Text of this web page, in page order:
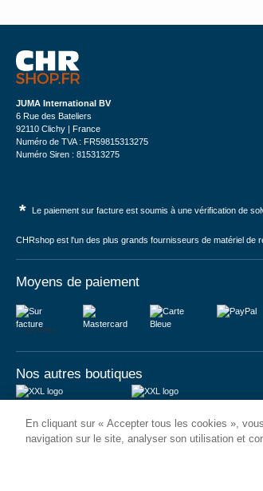
JUMA International BV
6 Rue des Bateliers
92110 Clichy | France
Numéro de TVA : FR59815313275
Numéro Siren : 815313275
* Le paiement sur facture est soumis à une vérification de
CHRshop est l'un des plus grands fournisseurs de matériel de
Moyens de paiement
Sur facture
Nos autres boutiques
Königsborner Straße 26a
39175 Biederitz | Deutschland
Vrijheidweg 34
1521RR Wormerveer | Nederland
En cliquant sur « Accepter tous les cookies »,
navigation sur le site, analyser son utilisation et